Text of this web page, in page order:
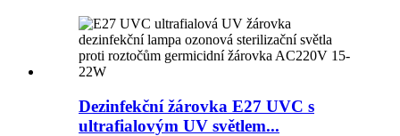
Dezinfekční žárovka E27 UVC s
ultrafialovým UV světlem...